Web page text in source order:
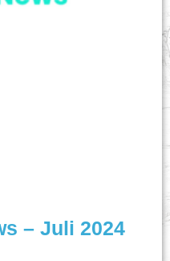
– Juli 2024